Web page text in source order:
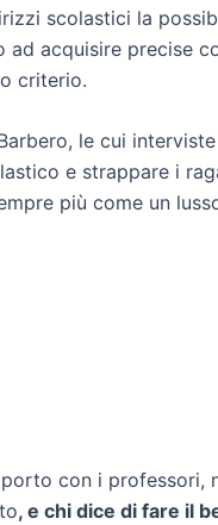
scolastici la
ad acquisire precise
criterio.
le cui
e strappare i
più come un
con i professori,
, e chi dice di fare il